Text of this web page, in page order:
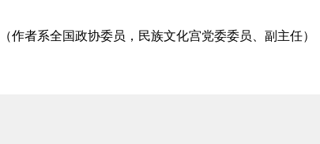
（作者系全国政协委员，民族文化宫党委委员、副主任）